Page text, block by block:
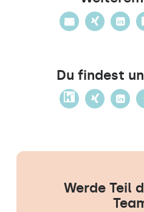
Du findest
Werde Teil